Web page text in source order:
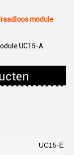
module
UC15-A
UC15-E